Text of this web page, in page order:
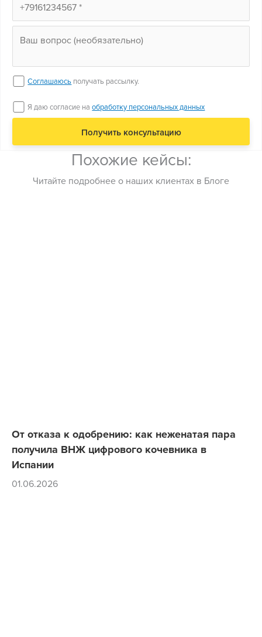
Соглашаюсь получать рассылку.
Я даю согласие наобработку персональных данных
Похожие кейсы:
Читайте подробнее о наших клиентах в Блоге
От отказа к одобрению: как неженатая пара
получила ВНЖ цифрового кочевника в
Испании
01.06.2026